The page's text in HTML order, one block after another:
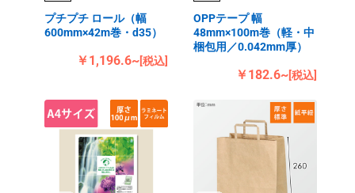
プチプチ ロール（幅
600mm×42m巻・d35）
￥1,196.6~[税込]
OPPテープ 幅
48mm×100m巻（軽・中
梱包用／0.042mm厚）
￥182.6~[税込]